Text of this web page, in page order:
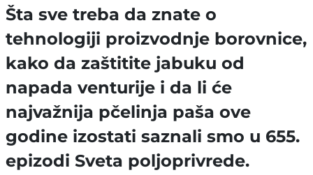
Šta sve treba da znate o
tehnologiji proizvodnje borovnice,
kako da zaštitite jabuku od
napada venturije i da li će
najvažnija pčelinja paša ove
godine izostati saznali smo u 655.
epizodi Sveta poljoprivrede.